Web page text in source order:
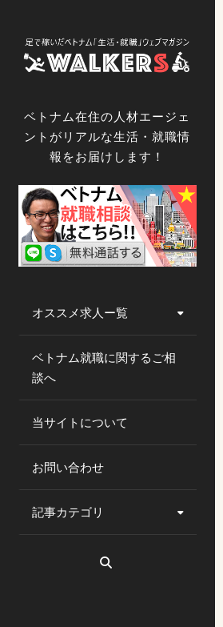
ベトナム在住の人材エージェ
ントがリアルな生活・就職情
報をお届けします！
オススメ求人ー覧
ベトナム就職に関するご相
談へ
当サイトについて
お問い合わせ
記事カテゴリ